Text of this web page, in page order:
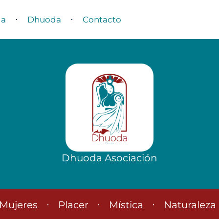
Dhuoda Contacto
Dhuoda Asociación
Mujeres Placer Mística Naturaleza